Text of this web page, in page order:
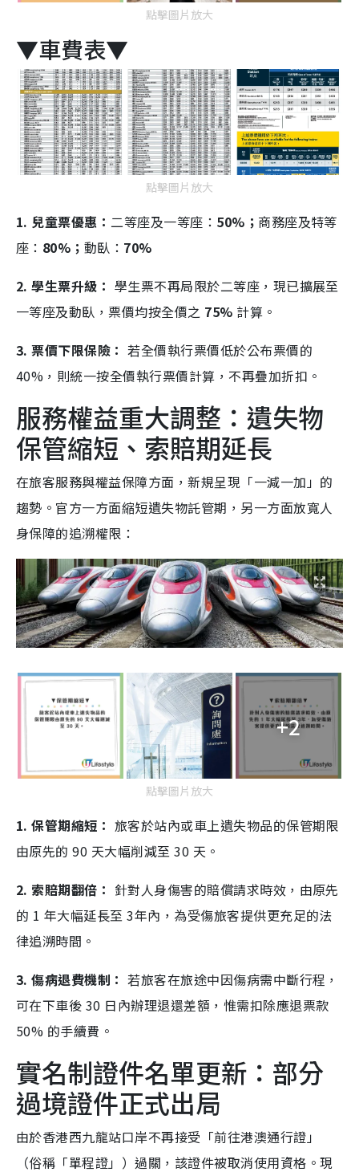
點擊圖片放大
▼車費表▼
點擊圖片放大
1. 兒童票優惠： 二等座及一等座： 50%； 商務座及特等
座： 80%； 動臥： 70%
2. 學生票升級： 學生票不再局限於二等座，現已擴展至
一等座及動臥，票價均按全價之 75% 計算。
3. 票價下限保險： 若全價執行票價低於公布票價的
40%，則統一按全價執行票價計算，不再疊加折扣。
服務權益重大調整：遺失物
保管縮短、索賠期延長
在旅客服務與權益保障方面，新規呈現「一減一加」的
趨勢。官方一方面縮短遺失物託管期，另一方面放寬人
身保障的追溯權限：
+2
點擊圖片放大
1. 保管期縮短： 旅客於站內或車上遺失物品的保管期限
由原先的 90 天大幅削減至 30 天。
2. 索賠期翻倍： 針對人身傷害的賠償請求時效，由原先
的 1 年大幅延長至 3年內，為受傷旅客提供更充足的法
律追溯時間。
3. 傷病退費機制： 若旅客在旅途中因傷病需中斷行程，
可在下車後 30 日內辦理退還差額，惟需扣除應退票款
50% 的手續費。
實名制證件名單更新：部分
過境證件正式出局
由於香港西九龍站口岸不再接受「前往港澳通行證」
（俗稱「單程證」）過關，該證件被取消使用資格。現